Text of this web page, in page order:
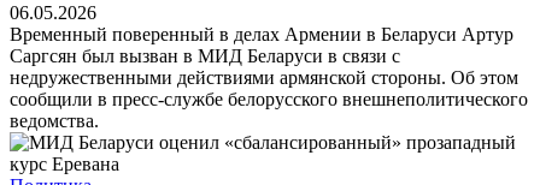
06.05.2026
Временный поверенный в делах Армении в Беларуси Артур
Саргсян был вызван в МИД Беларуси в связи с
недружественными действиями армянской стороны. Об этом
сообщили в пресс-службе белорусского внешнеполитического
ведомства.